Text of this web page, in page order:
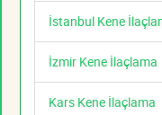
İstanbul Kene
İzmir Kene İlaçlama
Kars Kene İlaçlama